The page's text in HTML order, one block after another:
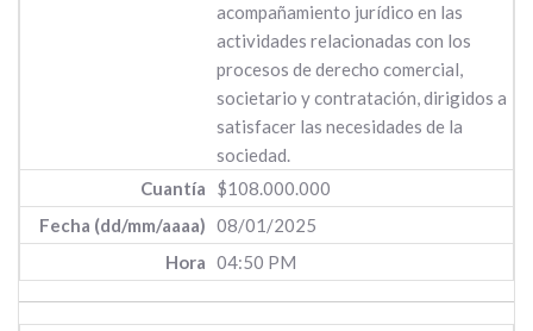
acompañamiento jurídico en las
actividades relacionadas con los
procesos de derecho comercial,
societario y contratación, dirigidos a
satisfacer las necesidades de la
sociedad.
$108.000.000
08/01/2025
04:50 PM